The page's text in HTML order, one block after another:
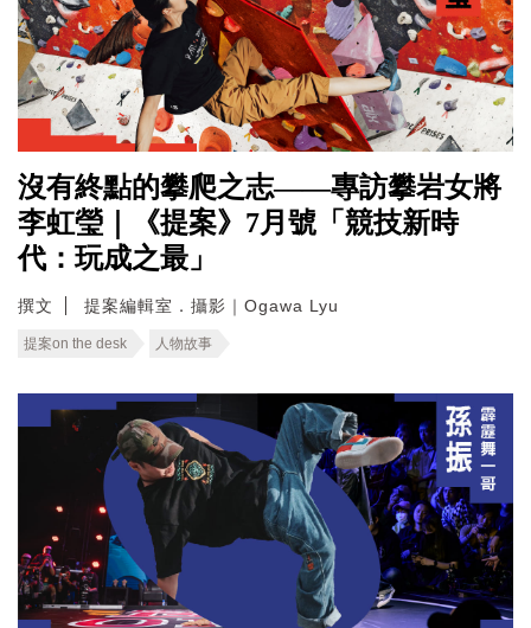
沒有終點的攀爬之志——專訪攀岩女將
李虹瑩｜《提案》7月號「競技新時
代：玩成之最」
撰文 提案編輯室．攝影｜Ogawa Lyu
提案on the desk 人物故事